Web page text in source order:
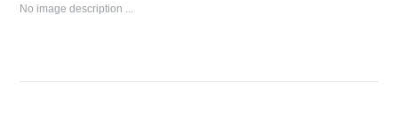
No image description ...